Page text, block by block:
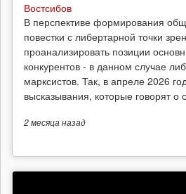
Востсибов
В перспективе формирования
повестки с либертарной точки
проанализировать позиции
конкурентов - в данном случае
марксистов. Так, в апреле 2026
высказывания, которые говорят о
2 месяцаназад